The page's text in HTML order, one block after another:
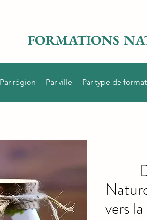
FORMATIONS
Par région Par ville Par type de
vers